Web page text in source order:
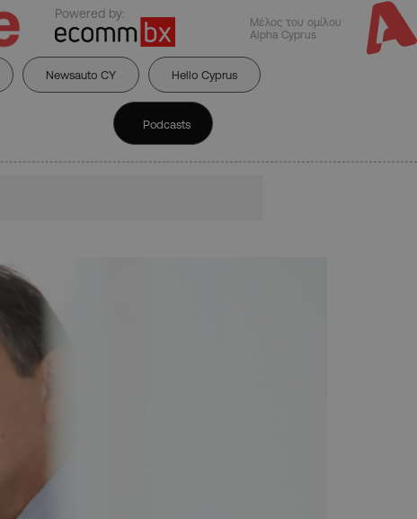
Powered by:
Μέλος του ομίλου
Alpha Cyprus
Newsauto CY Hello Cyprus
Podcasts